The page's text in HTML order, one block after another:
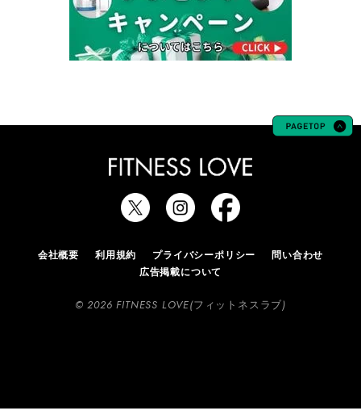
会社概要 利用規約 プライバシーポリシー
問い合わせ
広告掲載について
© 2026 FITNESS LOVE(フィットネスラブ)